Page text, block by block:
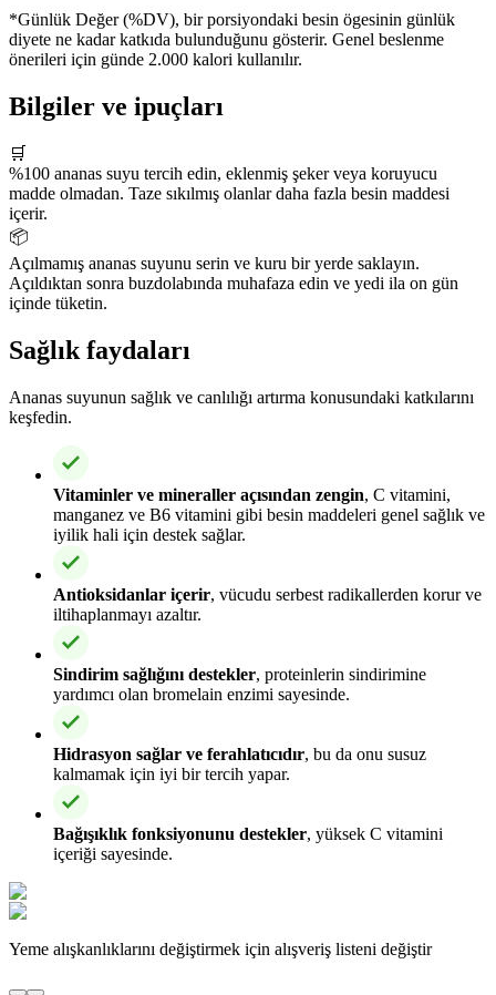
*Günlük Değer (%DV), bir porsiyondaki besin ögesinin günlük
diyete ne kadar katkıda bulunduğunu gösterir. Genel beslenme
önerileri için günde 2.000 kalori kullanılır.
Bilgiler ve ipuçları
🛒
%100 ananas suyu tercih edin, eklenmiş şeker veya koruyucu
madde olmadan. Taze sıkılmış olanlar daha fazla besin maddesi
içerir.
📦
Açılmamış ananas suyunu serin ve kuru bir yerde saklayın.
Açıldıktan sonra buzdolabında muhafaza edin ve yedi ila on gün
içinde tüketin.
Sağlık faydaları
Ananas suyunun sağlık ve canlılığı artırma konusundaki katkılarını
keşfedin.
Vitaminler ve mineraller açısından zengin, C vitamini,
manganez ve B6 vitamini gibi besin maddeleri genel sağlık ve
iyilik hali için destek sağlar.
Antioksidanlar içerir, vücudu serbest radikallerden korur ve
iltihaplanmayı azaltır.
Sindirim sağlığını destekler, proteinlerin sindirimine
yardımcı olan bromelain enzimi sayesinde.
Hidrasyon sağlar ve ferahlatıcıdır, bu da onu susuz
kalmamak için iyi bir tercih yapar.
Bağışıklık fonksiyonunu destekler, yüksek C vitamini
içeriği sayesinde.
Yeme alışkanlıklarını değiştirmek için alışveriş listeni değiştir